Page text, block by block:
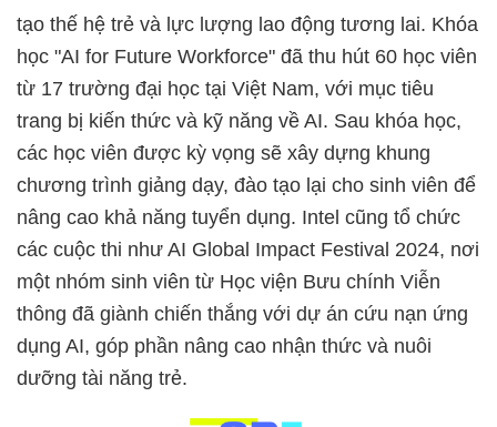
tạo thế hệ trẻ và lực lượng lao động tương lai. Khóa
học "AI for Future Workforce" đã thu hút 60 học viên
từ 17 trường đại học tại Việt Nam, với mục tiêu
trang bị kiến thức và kỹ năng về AI. Sau khóa học,
các học viên được kỳ vọng sẽ xây dựng khung
chương trình giảng dạy, đào tạo lại cho sinh viên để
nâng cao khả năng tuyển dụng. Intel cũng tổ chức
các cuộc thi như AI Global Impact Festival 2024, nơi
một nhóm sinh viên từ Học viện Bưu chính Viễn
thông đã giành chiến thắng với dự án cứu nạn ứng
dụng AI, góp phần nâng cao nhận thức và nuôi
dưỡng tài năng trẻ.